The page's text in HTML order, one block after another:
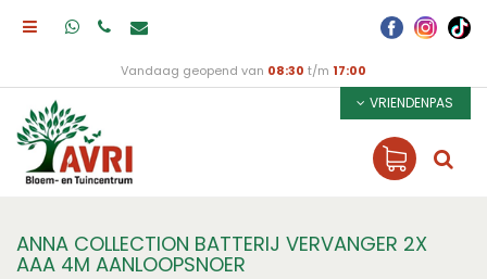
Vandaag geopend van 08:30 t/m 17:00
VRIENDENPAS
ANNA COLLECTION BATTERIJ VERVANGER 2X
AAA 4M AANLOOPSNOER